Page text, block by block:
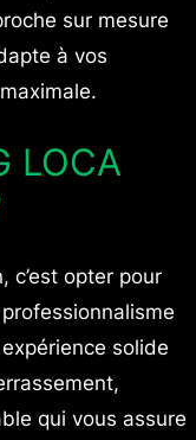
sur mesure
à vos
LOCA
c’est opter pour
solide
qui vous assure